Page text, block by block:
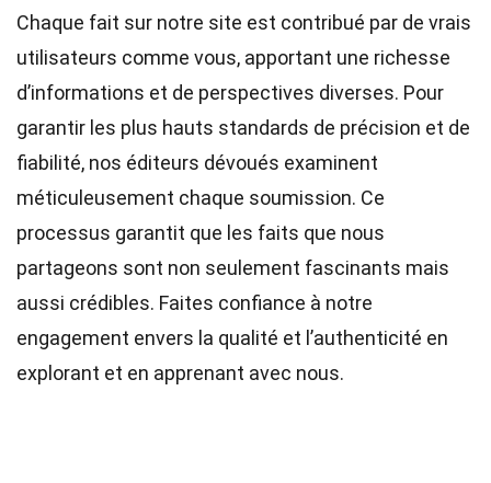
Chaque fait sur notre site est contribué par de vrais
utilisateurs comme vous, apportant une richesse
d’informations et de perspectives diverses. Pour
garantir les plus hauts standards de précision et de
fiabilité, nos éditeurs dévoués examinent
méticuleusement chaque soumission. Ce
processus garantit que les faits que nous
partageons sont non seulement fascinants mais
aussi crédibles. Faites confiance à notre
engagement envers la qualité et l’authenticité en
explorant et en apprenant avec nous.